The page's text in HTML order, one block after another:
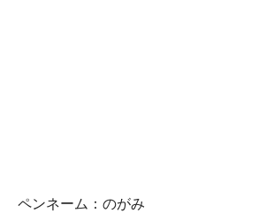
ペンネーム：のがみ